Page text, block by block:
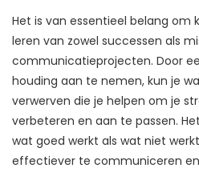
Het is van essentieel belang om
leren van zowel successen als
communicatieprojecten. Door
houding aan te nemen, kun je
verwerven die je helpen om je
verbeteren en aan te passen.
wat goed werkt als wat niet
effectiever te communiceren